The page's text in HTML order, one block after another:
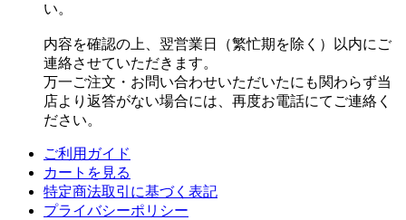
い。
内容を確認の上、翌営業日（繁忙期を除く）以内にご
連絡させていただきます。
万一ご注文・お問い合わせいただいたにも関わらず当
店より返答がない場合には、再度お電話にてご連絡く
ださい。
ご利用ガイド
カートを見る
特定商法取引に基づく表記
プライバシーポリシー